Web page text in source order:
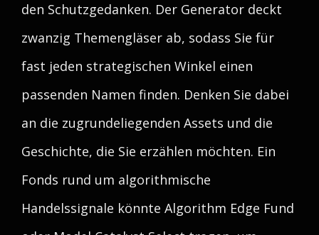
den Schutzgedanken. Der Generator deckt
zwanzig Themengläser ab, sodass Sie für
fast jeden strategischen Winkel einen
passenden Namen finden. Denken Sie dabei
an die zugrundeliegenden Assets und die
Geschichte, die Sie erzählen möchten. Ein
Fonds rund um algorithmische
Handelssignale könnte Algorithm Edge Fund